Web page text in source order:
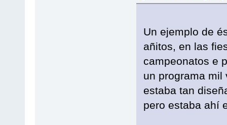
Un ejemplo de
añitos, en las
campeonatos e
un programa mil
estaba tan
pero estaba ahí